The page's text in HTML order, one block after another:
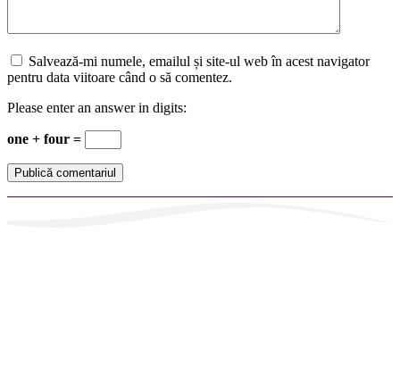
Salvează-mi numele, emailul și site-ul web în acest navigator
pentru data viitoare când o să comentez.
Please enter an answer in digits:
one + four =